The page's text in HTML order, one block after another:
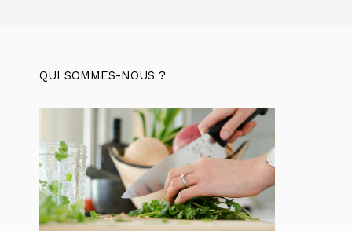
QUI SOMMES-NOUS ?